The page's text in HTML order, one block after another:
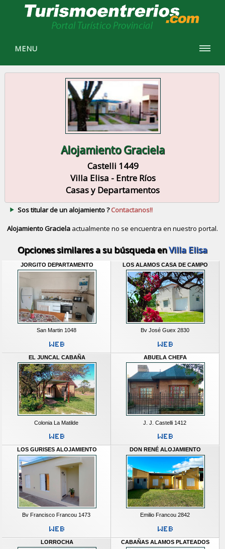
MENU
Alojamiento Graciela
Castelli 1449
Villa Elisa - Entre Ríos
Casas y Departamentos
Sos titular de un alojamiento ?Contactanos!!
Alojamiento Gracielaactualmente no se encuentra en nuestro portal.
Opciones similares a su búsqueda enVilla Elisa
JORGITO DEPARTAMENTO
San Martin 1048
LOS ALAMOS CASA DE CAMPO
Bv José Guex 2830
EL JUNCAL CABAÑA
Colonia La Matilde
ABUELA CHEFA
J. J. Castelli 1412
LOS GURISES ALOJAMIENTO
Bv Francisco Francou 1473
DON RENÉ ALOJAMIENTO
Emilio Francou 2842
LORROCHA CABAÑAS ALAMOS PLATEADOS